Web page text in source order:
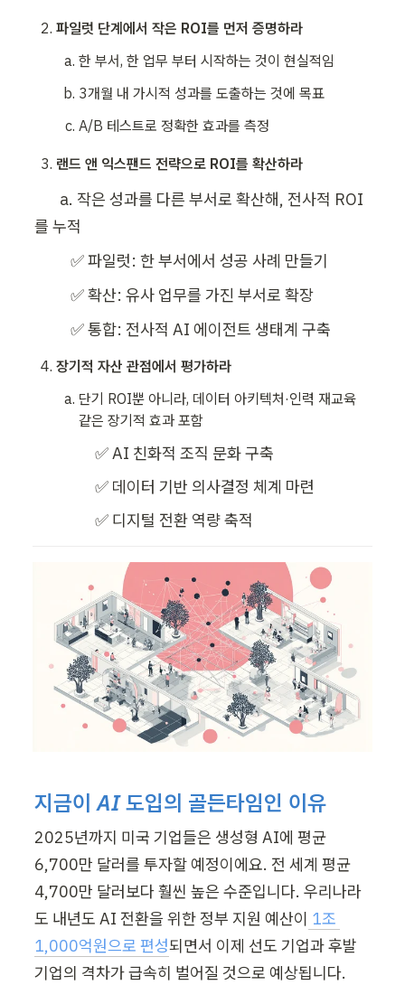
파일럿 단계에서 작은 ROI를 먼저 증명하라
한 부서, 한 업무 부터 시작하는 것이 현실적임
3개월 내 가시적 성과를 도출하는 것에 목표
A/B 테스트로 정확한 효과를 측정
랜드 앤 익스팬드 전략으로 ROI를 확산하라
를 누적
  ✅ 파일럿: 한 부서에서 성공 사례 만들기
          ✅ 확산: 유사 업무를 가진 부서로 확장
          ✅ 통합: 전사적 AI 에이전트 생태계 구축
장기적 자산 관점에서 평가하라
단기 ROI뿐 아니라, 데이터 아키텍처·인력 재교육
같은 장기적 효과 포함
✅ AI 친화적 조직 문화 구축
    ✅ 데이터 기반 의사결정 체계 마련
    ✅ 디지털 전환 역량 축적
지금이 AI 도입의 골든타임인 이유
2025년까지 미국 기업들은 생성형 AI에 평균
6,700만 달러를 투자할 예정이에요. 전 세계 평균
4,700만 달러보다 훨씬 높은 수준입니다. 우리나라
도 내년도 AI 전환을 위한 정부 지원 예산이 1조
1,000억원으로 편성되면서 이제 선도 기업과 후발
기업의 격차가 급속히 벌어질 것으로 예상됩니다.